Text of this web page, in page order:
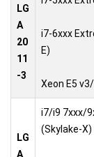
LG
A
20
11
-3
i7-6xxx
E)
Xeon E5
LG
A
i7/i9 7xxx/
(Skylake-X)